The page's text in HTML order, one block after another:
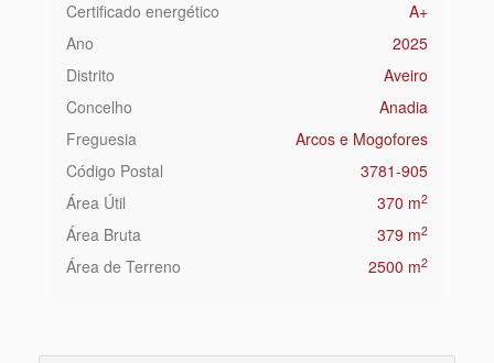
Certificado energético
A+
Ano
2025
Distrito
Aveiro
Concelho
Anadia
Freguesia
Arcos e Mogofores
Código Postal
3781-905
Área Útil
370 m2
Área Bruta 379 m2
Área de Terreno 2500 m2